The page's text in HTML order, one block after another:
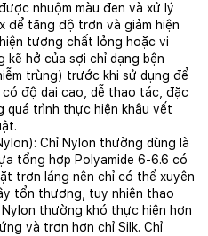
nhuộm màu đen và xử lý
để tăng độ trơn và giảm hiện
tượng chất lỏng hoặc vi
kẽ hở của sợi chỉ dạng bện
trùng) trước khi sử dụng để
độ dai cao, dễ thao tác, đặc
quá trình thực hiện khâu vết
Chỉ Nylon thường dùng là
tổng hợp Polyamide 6-6.6 có
trơn láng nên chỉ có thể xuyên
tổn thương, tuy nhiên thao
thường khó thực hiện hơn
và trơn hơn chỉ Silk. Chỉ